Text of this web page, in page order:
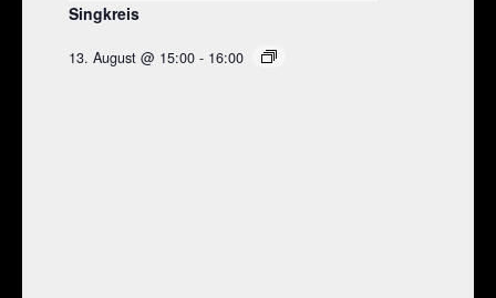
Singkreis
13. August @ 15:00 - 16:00